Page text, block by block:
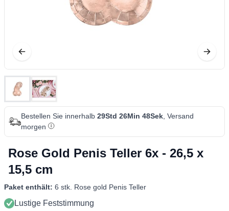
Bestellen Sie innerhalb 29Std 26Min 47Sek , Versand
morgen
Rose Gold Penis Teller 6x - 26,5 x
15,5 cm
Paket enthält: 6 stk. Rose gold Penis Teller
Lustige Feststimmung